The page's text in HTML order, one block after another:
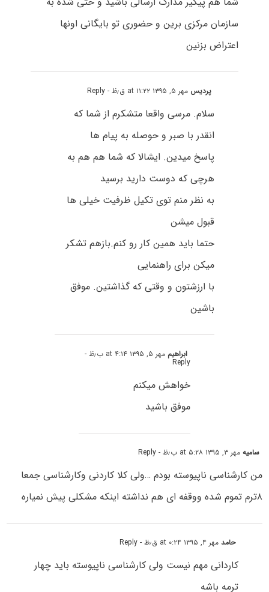
سازمان مرکزی برین و حضوری تو بایگانی اونها
اعتراض بزنین
پردیس مهر ۵, ۱۳۹۵ at ۱۱:۲۲ ق٫ظ - Reply
سلام. مرسی واقعا متشکرم از شما که
انقدر با صبر و حوصله به پیام ها
پاسخ میدین. ایشالا که شما هم هم به
هرچی که دوست دارید برسید
به نظر منم توی تکیل ظرفیت خیلی ها
قبول میشن
حتما باید همین کار رو کنم.بازهم تشکر
میکن برای راهنمایی
با ارزشتون و وقتی که گذاشتین. موفق
باشین
ابراهیم مهر ۵, ۱۳۹۵ at ۴:۱۴ ب٫ظ -
Reply
خواهش میکنم
موفق باشید
سامیهمهر ۳, ۱۳۹۵ at ۵:۲۸ ب٫ظ - Reply
من کارشناسی ناپیوسته بودم …ولی کلا کاردنی وکارشناسی جمعا
۸ترم تموم شده ووقفه ای هم نداشته اینکه مشکلی پیش نمیاره
حامدمهر ۴, ۱۳۹۵ at ۰:۲۴ ق٫ظ - Reply
کاردانی مهم نیست ولی کارشناسی ناپیوسته باید چهار
ترمه باشه